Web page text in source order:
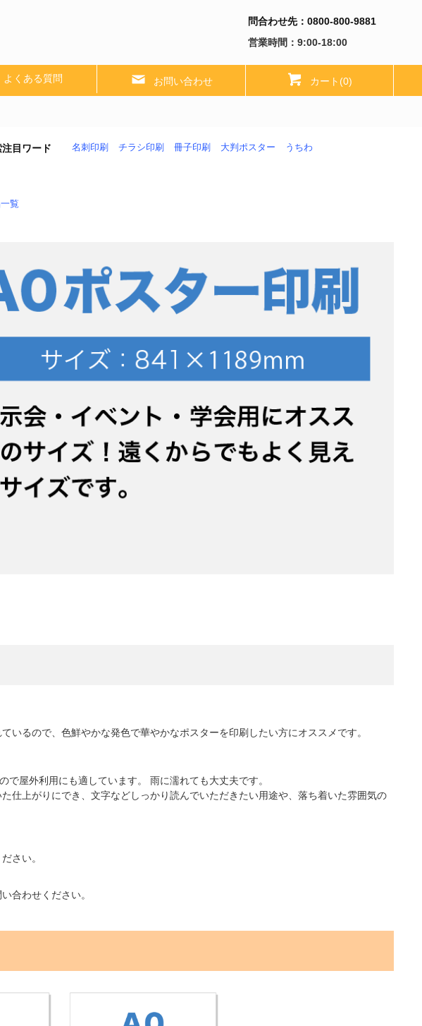
問合わせ先：0800-800-9881
営業時間：9:00-18:00
よくある質問 お問い合わせ カート(0)
目ワード 名刺印刷 チラシ印刷 冊子印刷 大判ポスター うちわ
覧
いるので、色鮮やかな発色で華やかなポスターを印刷したい方にオススメです。
屋外利用にも適しています。 雨に濡れても大丈夫です。
仕上がりにでき、文字などしっかり読んでいただきたい用途や、落ち着いた雰囲気の
さい。
合わせください。